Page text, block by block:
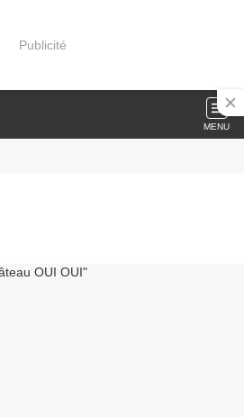
Publicité
MENU